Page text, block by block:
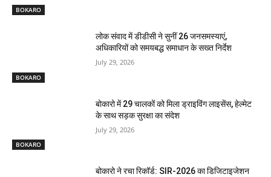
BOKARO
BOKARO
लोक संवाद में डीडीसी ने सुनीं 26 जनसमस्याएं,
अधिकारियों को समयबद्ध समाधान के सख्त निर्देश
July 29, 2026
BOKARO
बोकारो में 29 चालकों को मिला ड्राइविंग लाइसेंस, हेल्मेट
के साथ सड़क सुरक्षा का संदेश
July 29, 2026
बोकारो ने रचा रिकॉर्ड: SIR-2026 का डिजिटाइजेशन